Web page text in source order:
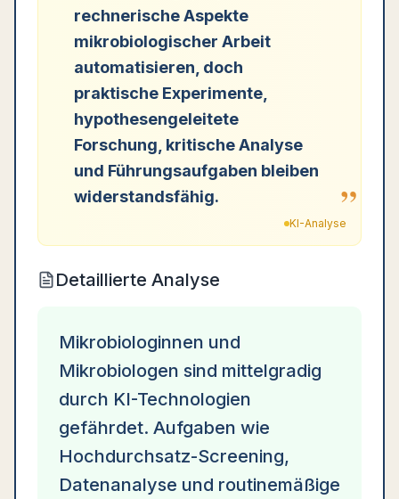
rechnerische Aspekte
mikrobiologischer Arbeit
automatisieren, doch
praktische Experimente,
hypothesengeleitete
Forschung, kritische Analyse
und Führungsaufgaben bleiben
widerstandsfähig.
”
KI-Analyse
Detaillierte Analyse
Mikrobiologinnen und
Mikrobiologen sind mittelgradig
durch KI-Technologien
gefährdet. Aufgaben wie
Hochdurchsatz-Screening,
Datenanalyse und routinemäßige